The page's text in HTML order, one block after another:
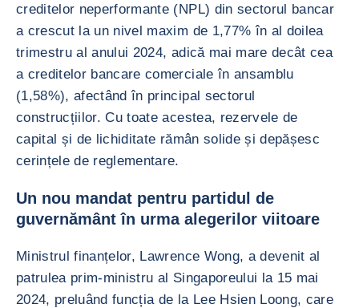
creditelor neperformante (NPL) din sectorul bancar
a crescut la un nivel maxim de 1,77% în al doilea
trimestru al anului 2024, adică mai mare decât cea
a creditelor bancare comerciale în ansamblu
(1,58%), afectând în principal sectorul
construcțiilor. Cu toate acestea, rezervele de
capital și de lichiditate rămân solide și depășesc
cerințele de reglementare.
Un nou mandat pentru partidul de
guvernământ în urma alegerilor viitoare
Ministrul finanțelor, Lawrence Wong, a devenit al
patrulea prim-ministru al Singaporeului la 15 mai
2024, preluând funcția de la Lee Hsien Loong, care